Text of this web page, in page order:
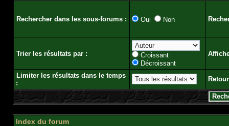
Rechercher dans les sous-forums : Oui Non
Trier les résultats par :
Croissant
Décroissant
Limiter les résultats dans le temps
:
Index du forum